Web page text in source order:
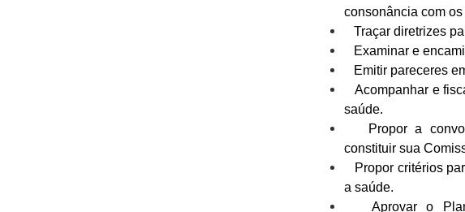
consonância com
Traçar diretrizes
Examinar e
Emitir pareceres
Acompanhar e
saúde.
Propor a
constituir sua
Propor critérios
a saúde.
Aprovar o